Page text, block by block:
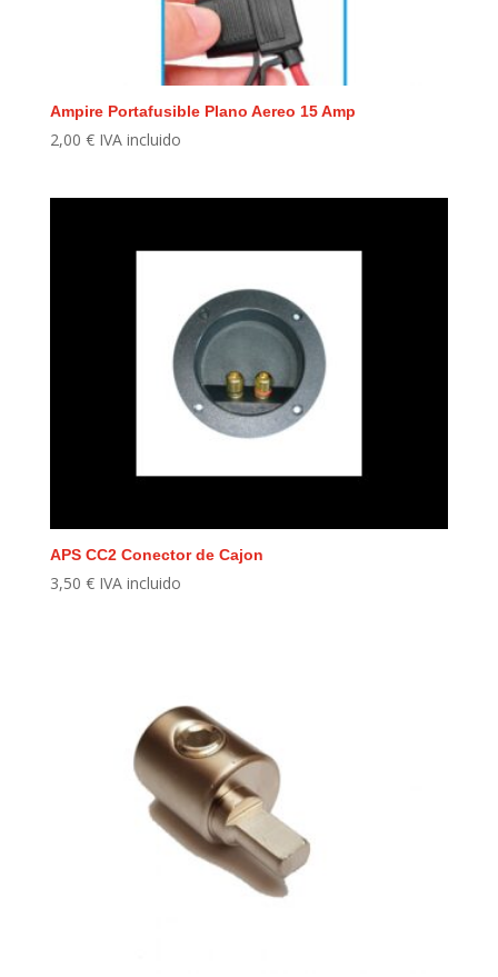
Ampire Portafusible Plano Aereo 15 Amp
2,00 € IVA incluido
APS CC2 Conector de Cajon
3,50 € IVA incluido